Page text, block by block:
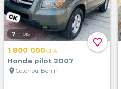
favorite_border
7 mois
1 800 000CFA
Honda pilot 2007
location_on Cotonou, Bénin